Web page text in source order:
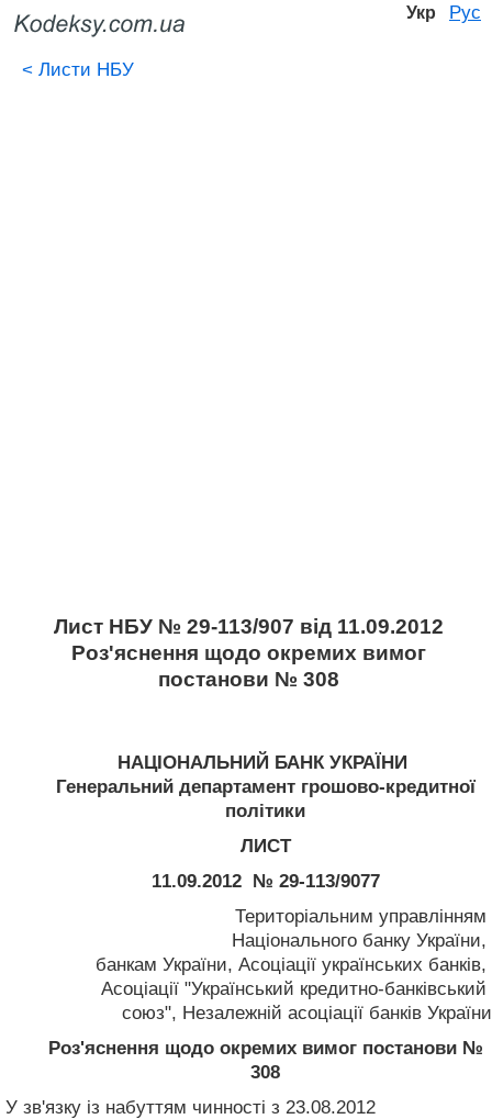
Укр Рус
< Листи НБУ
Лист НБУ № 29-113/907 від 11.09.2012
Роз'яснення щодо окремих вимог
постанови № 308
НАЦІОНАЛЬНИЙ БАНК УКРАЇНИ
Генеральний департамент грошово-кредитної
політики
ЛИСТ
11.09.2012 № 29-113/9077
Територіальним управлінням
Національного банку України,
банкам України, Асоціації українських банків,
Асоціації "Український кредитно-банківський
союз", Незалежній асоціації банків України
Роз'яснення щодо окремих вимог постанови №
308
У зв'язку із набуттям чинності з 23.08.2012